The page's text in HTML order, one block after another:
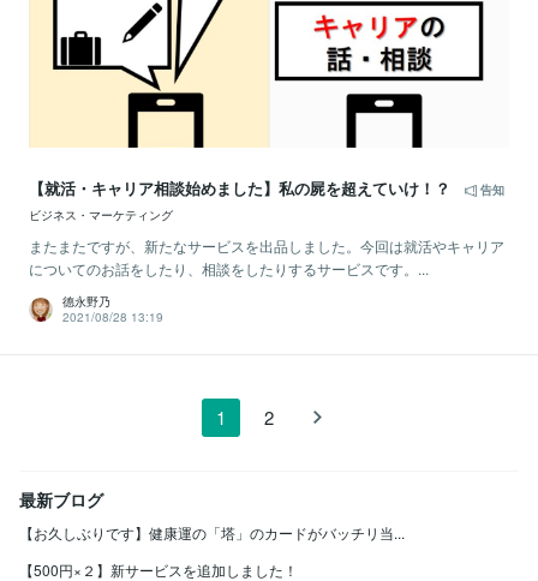
【就活・キャリア相談始めました】私の屍を超えていけ！？
告知
ビジネス・マーケティング
またまたですが、新たなサービスを出品しました。今回は就活やキャリア
についてのお話をしたり、相談をしたりするサービスです。...
德永野乃
2021/08/28 13:19
1 2
最新ブログ
【お久しぶりです】健康運の「塔」のカードがバッチリ当...
【500円×２】新サービスを追加しました！